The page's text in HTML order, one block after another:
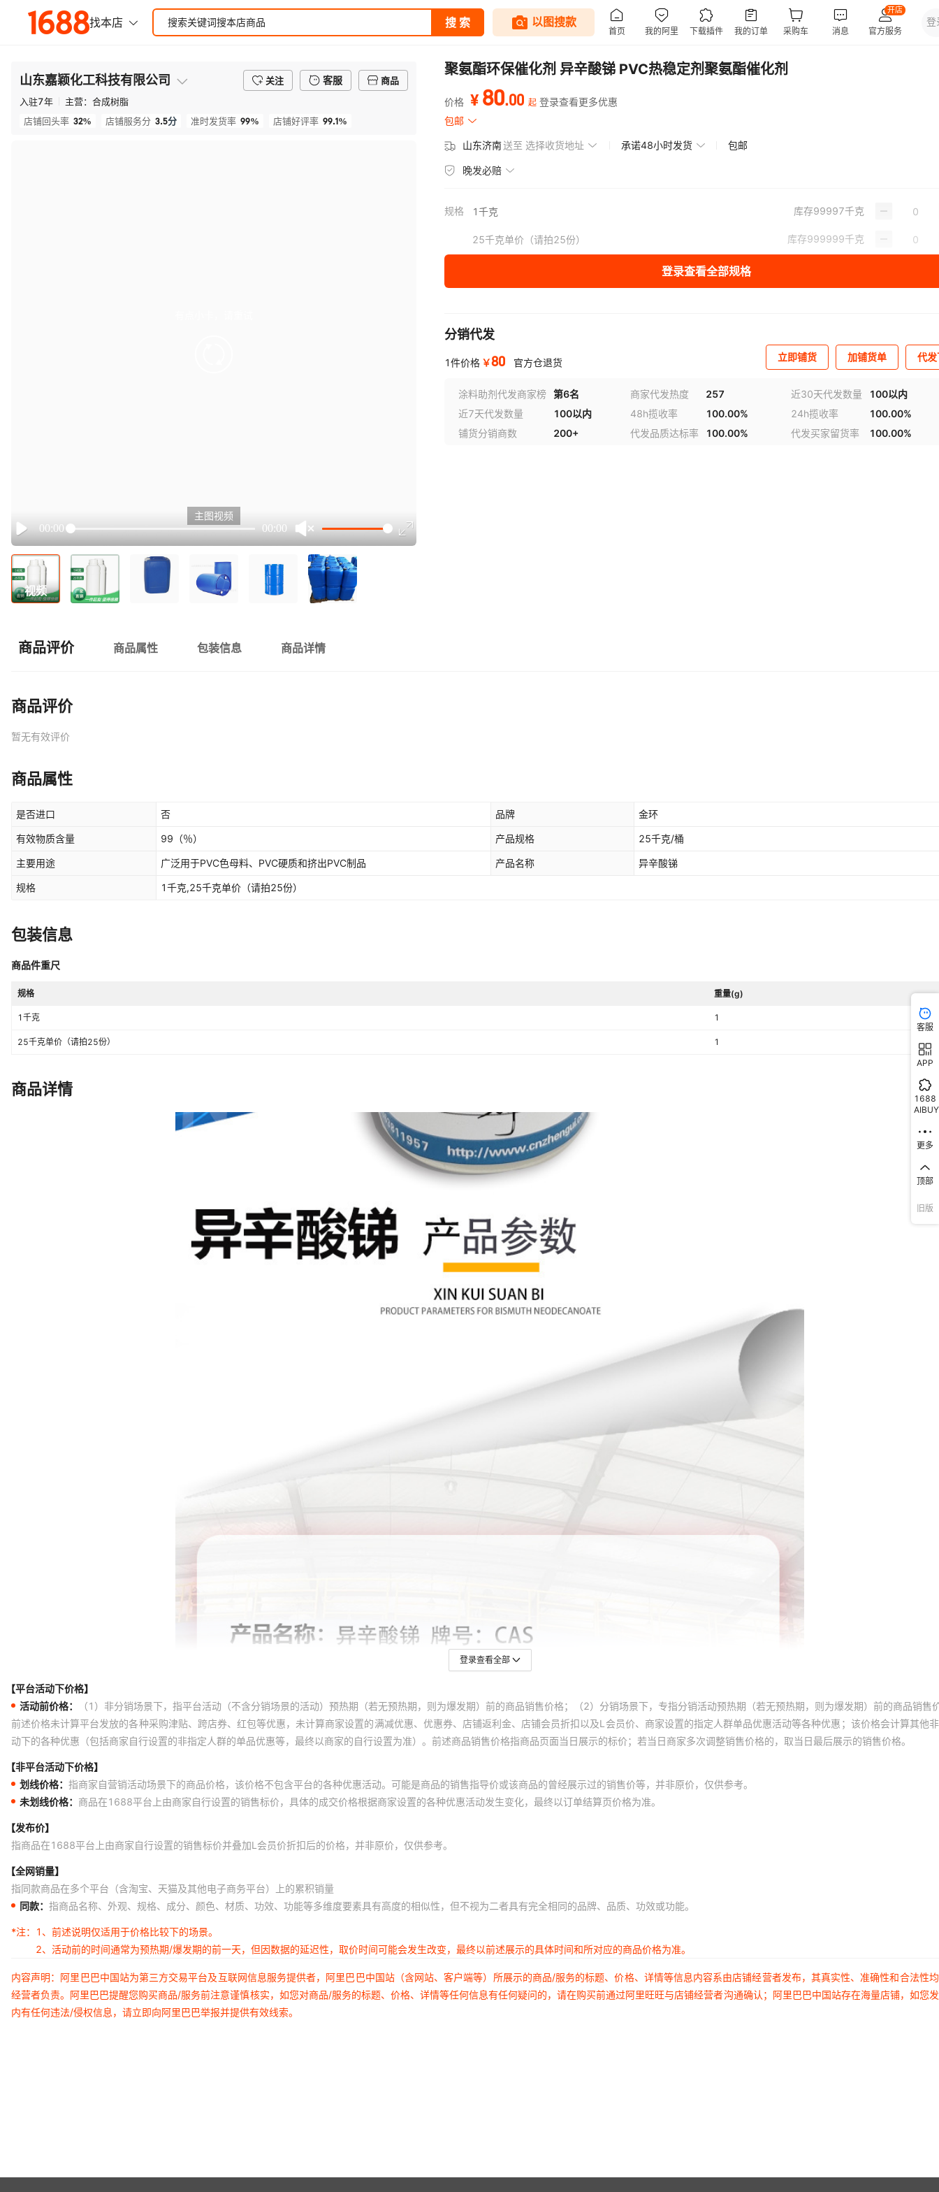
山东嘉颖化工科技有限公司 关注 客服
商品
入驻7年 主营： 合成树脂
店铺回头率 32% 店铺服务分 3.5分 准时发货率 99% 店铺好评率 99.1%
Play
00:00 00:00
主图视频
视频
聚氨酯环保催化剂 异辛酸锑 PVC热稳定剂聚氨酯催化剂
价格 ¥ 80.00 起 登录查看更多优惠
包邮
山东济南送至 选择收货地址 承诺48小时发货 包邮
晚发必赔
规格 1千克 库存99997千克
25千克单价（请拍25份） 库存999999千克
登录查看全部规格
分销代发
1件价格 ￥80 官方仓退货 立即铺货 加铺货单 代
涂料助剂代发商家榜 第6名 商家代发热度 257 近30天代发数量
100以内
近7天代发数量
100以内 48h揽收率 100.00% 24h揽收率
100.00%
铺货分销商数
200+ 代发品质达标率 100.00% 代发买家留货率 100.00%
商品评价 商品属性 包装信息 商品详情
商品评价
暂无有效评价
商品属性
是否进口 否 品牌 金环
有效物质含量 99 （％） 产品规格 25千克/桶
主要用途 广泛用于PVC色母料、PVC硬质和挤出PVC制品 产品名称 异辛酸锑
规格 1千克,25千克单价（请拍25份）
包装信息
商品件重尺
规格 重量(g)
1千克 1
25千克单价（请拍25份） 1
商品详情
登录查看全部
【平台活动下价格】
活动前价格：
（1）非分销场景下，指平台活动（不含分销场景的活动）预热期（若无预热期，则为爆发期）前的商品销售价格；（2）分销场景下，专指分销活动预热期（若无预热期，则为爆发期）前的商品销售
前述价格未计算平台发放的各种采购津贴、跨店券、红包等优惠，未计算商家设置的满减优惠、优惠券、店铺返利金、店铺会员折扣以及L会员价、商家设置的指定人群单品优惠活动等各种优惠；该价格会计算其他
动下的各种优惠（包括商家自行设置的非指定人群的单品优惠等，最终以商家的自行设置为准）。前述商品销售价格指商品页面当日展示的标价；若当日商家多次调整销售价格的，取当日最后展示的销售价格。
【非平台活动下价格】
划线价格： 指商家自营销活动场景下的商品价格，该价格不包含平台的各种优惠活动。可能是商品的销售指导价或该商品的曾经展示过的销售价等，并非原价，仅供参考。
未划线价格： 商品在1688平台上由商家自行设置的销售标价，具体的成交价格根据商家设置的各种优惠活动发生变化，最终以订单结算页价格为准。
【发布价】
指商品在1688平台上由商家自行设置的销售标价并叠加L会员价折扣后的价格，并非原价，仅供参考。
【全网销量】
指同款商品在多个平台（含淘宝、天猫及其他电子商务平台）上的累积销量
同款： 指商品名称、外观、规格、成分、颜色、材质、功效、功能等多维度要素具有高度的相似性，但不视为二者具有完全相同的品牌、品质、功效或功能。
*注：
1、前述说明仅适用于价格比较下的场景。
2、活动前的时间通常为预热期/爆发期的前一天，但因数据的延迟性，取价时间可能会发生改变，最终以前述展示的具体时间和所对应的商品价格为准。
内容声明：阿里巴巴中国站为第三方交易平台及互联网信息服务提供者，阿里巴巴中国站（含网站、客户端等）所展示的商品/服务的标题、价格、详情等信息内容系由店铺经营者发布，其真实性、准确性和合法性
经营者负责。阿里巴巴提醒您购买商品/服务前注意谨慎核实，如您对商品/服务的标题、价格、详情等任何信息有任何疑问的，请在购买前通过阿里旺旺与店铺经营者沟通确认；阿里巴巴中国站存在海量店铺，如您
内有任何违法/侵权信息，请立即向阿里巴巴举报并提供有效线索。
客服
APP
1688
AIBUY
更多
顶部
旧版